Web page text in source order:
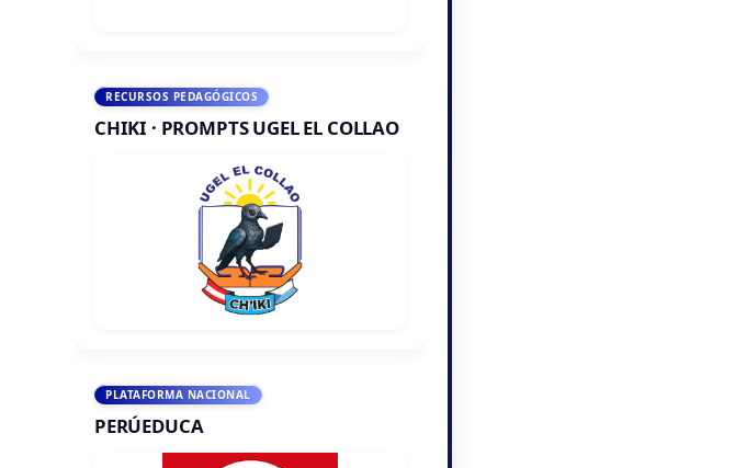
RECURSOS PEDAGÓGICOS
CHIKI · PROMPTS UGEL EL COLLAO
PLATAFORMA NACIONAL
PERÚEDUCA